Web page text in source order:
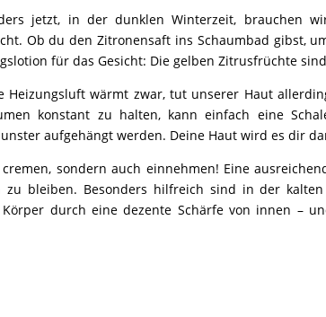
jetzt, in der dunklen Winterzeit, brauchen
Ob du den Zitronensaft ins Schaumbad gibst,
für das Gesicht: Die gelben Zitrusfrüchte
Heizungsluft wärmt zwar, tut unserer Haut
konstant zu halten, kann einfach eine
aufgehängt werden. Deine Haut wird es dir
sondern auch einnehmen! Eine
bleiben. Besonders hilfreich sind in der kalten
durch eine dezente Schärfe von innen –